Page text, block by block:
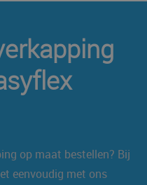
op maat bestellen? Bij
eenvoudig met ons